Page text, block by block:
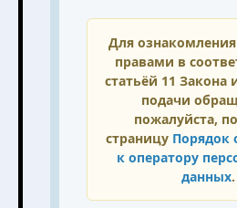
Для
правами в
статьёй 11 Закона
подачи
пожалуйста,
страницу Порядок
к оператору
данных.